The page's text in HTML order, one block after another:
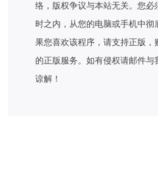
络，版权争议与本站无关。您必
时之内，从您的电脑或手机中彻
果您喜欢该程序，请支持正版，
的正版服务。如有侵权请邮件与
谅解！